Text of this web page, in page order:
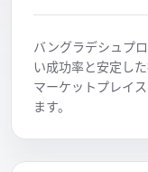
バングラデシュプ
い成功率と安定し
マーケットプレイ
ます。